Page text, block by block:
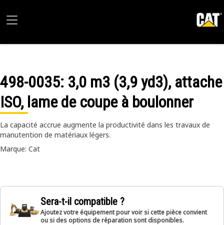
498-0035: 3,0 m3 (3,9 yd3), attache
ISO, lame de coupe à boulonner
La capacité accrue augmente la productivité dans les travaux de
manutention de matériaux légers.
Marque: Cat
Sera-t-il compatible ?
Ajoutez votre équipement pour voir si cette pièce convient
ou si des options de réparation sont disponibles.